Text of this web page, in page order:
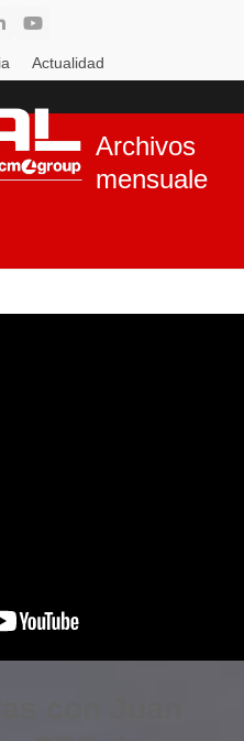
YouTube
Actualidad
Archivos
mensuale